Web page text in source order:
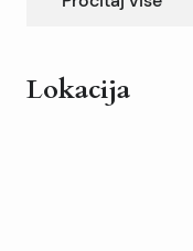
sportske udruge).
boravak, 3 spavaće
Lokacija